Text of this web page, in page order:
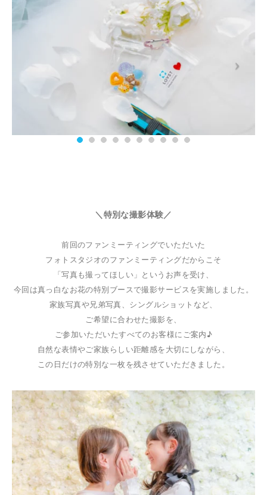
＼特別な撮影体験／
前回のファンミーティングでいただいた
フォトスタジオのファンミーティングだからこそ
「写真も撮ってほしい」というお声を受け、
今回は真っ白なお花の特別ブースで撮影サービスを実施しました。
家族写真や兄弟写真、シングルショットなど、
ご希望に合わせた撮影を、
ご参加いただいたすべてのお客様にご案内♪
自然な表情やご家族らしい距離感を大切にしながら、
この日だけの特別な一枚を残させていただきました。